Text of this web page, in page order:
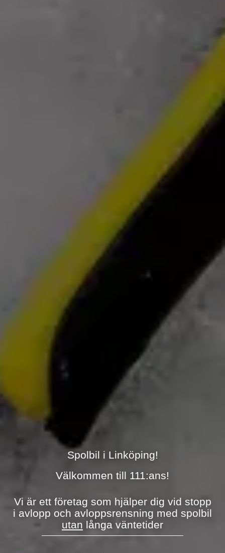
Spolbil i Linköping!
Välkommen till 111:ans!
Vi är ett företag som hjälper dig vid stopp
i avlopp och avloppsrensning med spolbil
utan långa väntetider